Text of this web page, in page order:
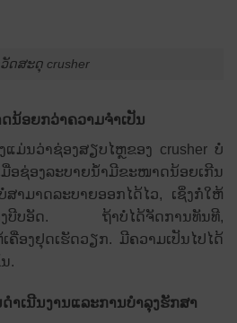
ດສະດຸ crusher
ນ້ອຍກວ່າຄວາມຈໍາເປັນ
ມ່ນວ່າຊ່ອງສຽບໄຫຼຂອງ crusher ບໍ່
ອຊ່ອງລະບາຍນ້ຳມີຂະໜາດນ້ອຍເກີນ
າມາດລະບາຍອອກໄດ້ໄວ, ເຊິ່ງກໍ່ໃຫ້
ອງບີບອັດ. ຖ້າບໍ່ໄດ້ຈັດການທັນທີ,
ຄື່ອງຢຸດເຮັດວຽກ. ມີຄວາມເປັນໄປໄດ້
.
າເນີນງານແລະການບໍາລຸງຮັກສາ